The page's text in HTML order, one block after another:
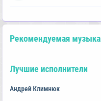
Рекомендуемая музыка
Лучшие исполнители
Андрей Климнюк